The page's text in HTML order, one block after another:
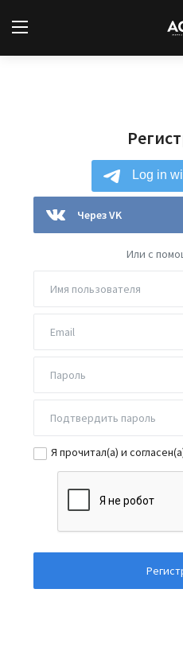
Авторы
База знаний
Подписка
Через VK
Или с
Я прочитал(а) и